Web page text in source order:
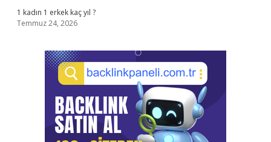
1 kadın 1 erkek kaç yıl ?
Temmuz 24, 2026